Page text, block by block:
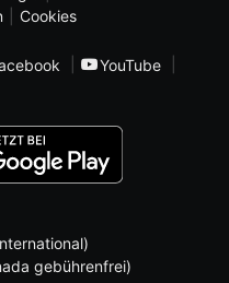
Cookies
YouTube
gebührenfrei)